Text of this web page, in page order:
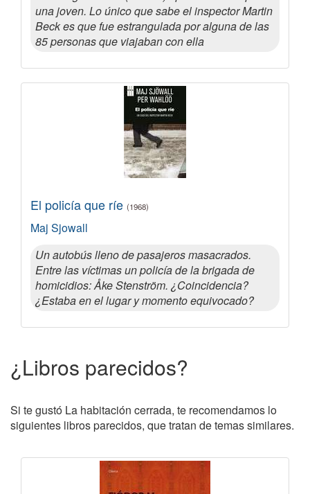
una joven. Lo único que sabe el inspector Martin
Beck es que fue estrangulada por alguna de las
85 personas que viajaban con ella
El policía que ríe (1968)
Maj Sjowall
Un autobús lleno de pasajeros masacrados.
Entre las víctimas un policía de la brigada de
homicidios: Åke Stenström. ¿Coincidencia?
¿Estaba en el lugar y momento equivocado?
¿Libros parecidos?
Si te gustó La habitación cerrada, te recomendamos lo
siguientes libros parecidos, que tratan de temas similares.